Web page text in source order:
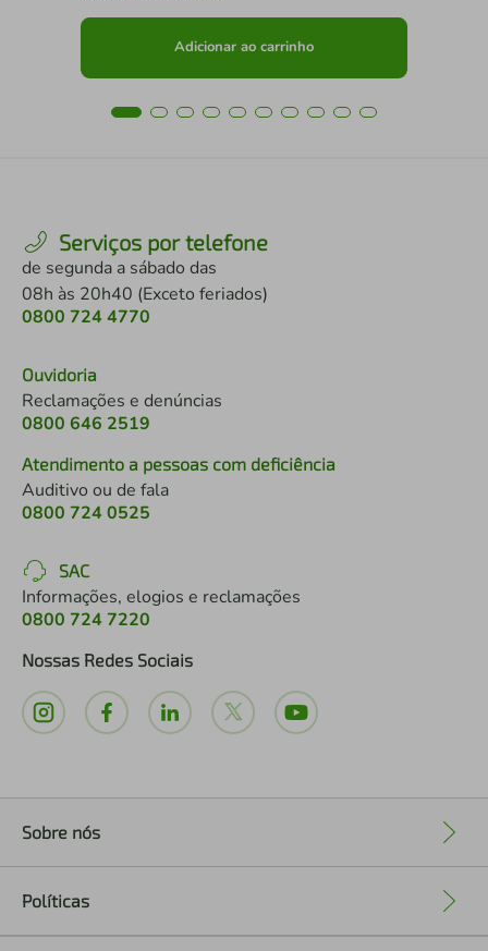
Adicionar ao carrinho
Serviços por telefone
de segunda a sábado das
08h às 20h40 (Exceto feriados)
0800 724 4770
Ouvidoria
Reclamações e denúncias
0800 646 2519
Atendimento a pessoas com deficiência
Auditivo ou de fala
0800 724 0525
SAC
Informações, elogios e reclamações
0800 724 7220
Nossas Redes Sociais
Sobre nós
Políticas